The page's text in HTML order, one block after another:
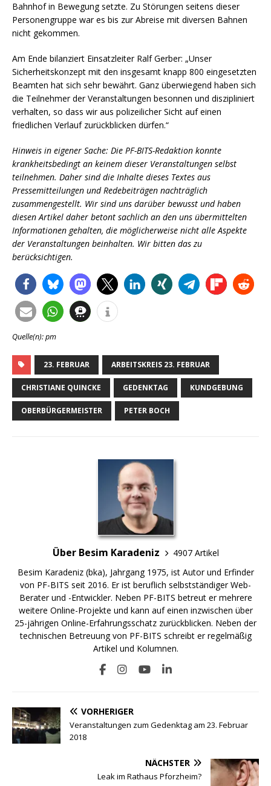
Bahnhof in Bewegung setzte. Zu Störungen seitens dieser
Personengruppe war es bis zur Abreise mit diversen Bahnen
nicht gekommen.
Am Ende bilanziert Einsatzleiter Ralf Gerber: „Unser
Sicherheitskonzept mit den insgesamt knapp 800 eingesetzten
Beamten hat sich sehr bewährt. Ganz überwiegend haben sich
die Teilnehmer der Veranstaltungen besonnen und diszipliniert
verhalten, so dass wir aus polizeilicher Sicht auf einen
friedlichen Verlauf zurückblicken dürfen.“
Hinweis in eigener Sache: Die PF-BITS-Redaktion konnte
krankheitsbedingt an keinem dieser Veranstaltungen selbst
teilnehmen. Daher sind die Inhalte dieses Textes aus
Pressemitteilungen und Redebeiträgen nachträglich
zusammengestellt. Wir sind uns darüber bewusst und haben
diesen Artikel daher betont sachlich an den uns übermittelten
Informationen gehalten, die möglicherweise nicht alle Aspekte
der Veranstaltungen beinhalten. Wir bitten das zu
berücksichtigen.
Quelle(n): pm
23. FEBRUAR ARBEITSKREIS 23. FEBRUAR
CHRISTIANE QUINCKE GEDENKTAG KUNDGEBUNG
OBERBÜRGERMEISTER PETER BOCH
Über Besim Karadeniz
4907 Artikel
Besim Karadeniz (bka), Jahrgang 1975, ist Autor und Erfinder
von PF-BITS seit 2016. Er ist beruflich selbstständiger Web-
Berater und -Entwickler. Neben PF-BITS betreut er mehrere
weitere Online-Projekte und kann auf einen inzwischen über
25-jährigen Online-Erfahrungsschatz zurückblicken. Neben der
technischen Betreuung von PF-BITS schreibt er regelmäßig
Artikel und Kolumnen.
VORHERIGER
Veranstaltungen zum Gedenktag am 23. Februar
2018
NÄCHSTER
Leak im Rathaus Pforzheim?